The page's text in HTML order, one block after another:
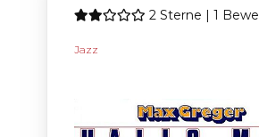
2 Sterne | 1
Jazz